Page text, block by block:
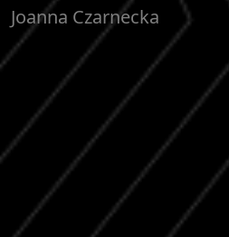
Joanna Czarnecka